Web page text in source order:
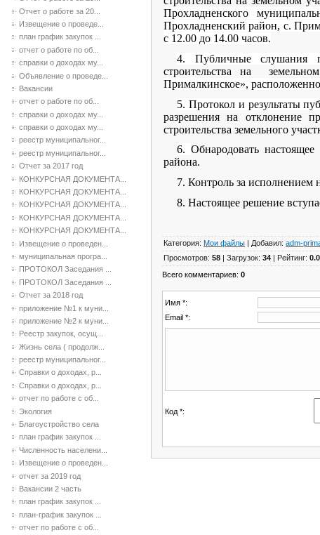
Отчет о работе за 20...
Извещение о проведе...
план график закупок ...
отчет о работе по об...
справки о доходах му...
Объявление о проведе...
Вакансии
отчет о работе по об...
справки о доходах му...
справки о доходах му...
реестр муниципальног...
реестр муниципальног...
Отчет за 2017 год
КОНКУРСНАЯ ДОКУМЕНТА...
КОНКУРСНАЯ ДОКУМЕНТА...
КОНКУРСНАЯ ДОКУМЕНТА...
КОНКУРСНАЯ ДОКУМЕНТА...
КОНКУРСНАЯ ДОКУМЕНТА...
Извещение о проведен...
муниципальная програ...
ПРОТОКОЛ Заседания ...
ПРОТОКОЛ Заседания ...
Отчет за 2018 год
приложение №1 к муни...
приложение №2 к муни...
Реестр закупок, осущ...
Жизнь села ( продолж...
реестр муниципальног...
Справки о доходах, р...
Справки о доходах, р...
отчет по работе с об...
Экология
Благоустройство села
план график закупок ...
Численность населени...
Извещение о проведен...
отчет за 2019 год
Вакансии 2 часть
план график закупок ...
план-график закупок ...
отчет по работе с об...
Прохладненского
Прохладненский район, с.
с 12.00 до 14.00 часов.
4. Публичные
строительства на
Прималкинское»,
5. Протокол и результаты
разрешения на отклонение
строительства земельного
6. Обнародовать
района.
7. Контроль за исполнением
8. Настоящее решение
Категория: Мои файлы | Добавил: adm-
Просмотров: 58 | Загрузок: 34 | Рейтинг: 0.0
Всего комментариев: 0
Имя *:
Email *:
Код *: